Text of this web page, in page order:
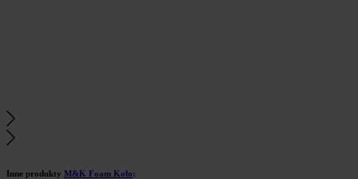
Inne produkty M&K Foam Koło: